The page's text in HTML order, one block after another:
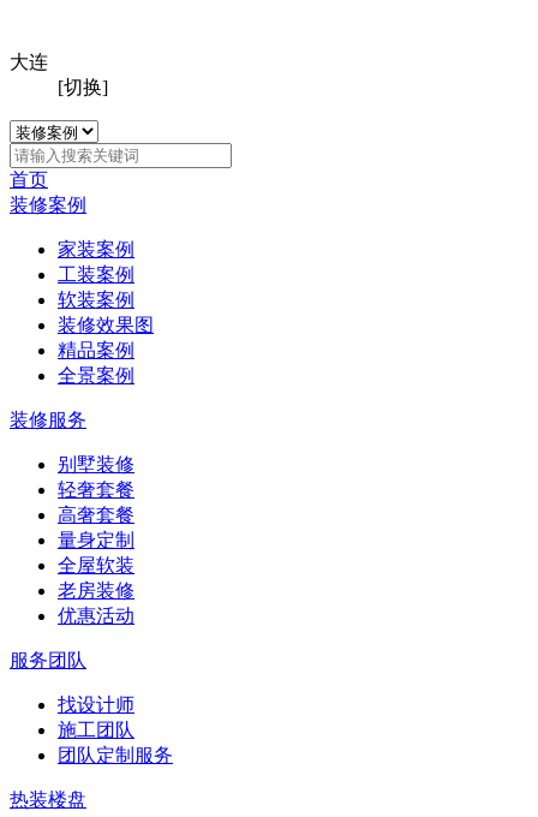
大连
[切换]
首页
装修案例
家装案例
工装案例
软装案例
装修效果图
精品案例
全景案例
装修服务
别墅装修
轻奢套餐
高奢套餐
量身定制
全屋软装
老房装修
优惠活动
服务团队
找设计师
施工团队
团队定制服务
热装楼盘